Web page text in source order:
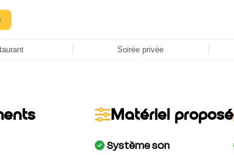
Soirée privée
Matériel proposé
Système son